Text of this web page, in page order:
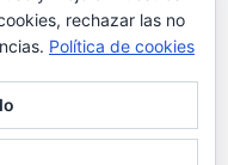
rechazar las no
Política de cookies